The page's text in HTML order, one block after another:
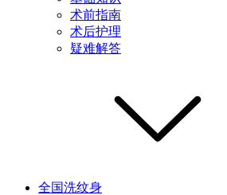
术前指南
术后护理
疑难解答
全国洗纹身